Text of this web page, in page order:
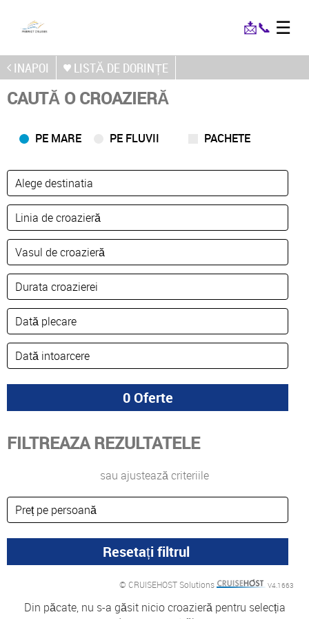
📩📞 ☰
INAPOI LISTĂ DE DORINȚE
CAUTĂ O CROAZIERĂ
PE MARE PE FLUVII PACHETE
FILTREAZA REZULTATELE
sau ajustează criteriile
© CRUISEHOST Solutions V4.1663
Din păcate, nu s-a găsit nicio croazieră pentru selecția